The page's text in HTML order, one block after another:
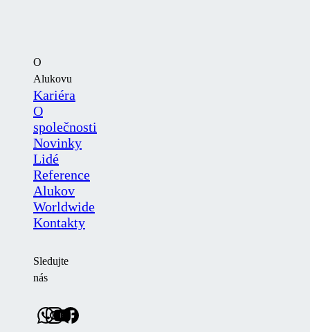
O
Alukovu
Kariéra
O
společnosti
Novinky
Lidé
Reference
Alukov
Worldwide
Kontakty
Sledujte
nás